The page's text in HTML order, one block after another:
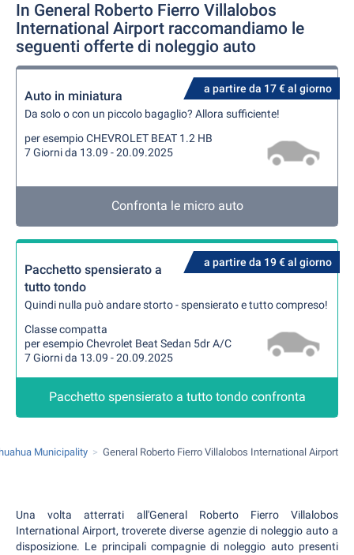
In General Roberto Fierro Villalobos
International Airport raccomandiamo le
seguenti offerte di noleggio auto
a partire da 17 € al giorno
Auto in miniatura
Da solo o con un piccolo bagaglio? Allora sufficiente!
per esempio CHEVROLET BEAT 1.2 HB
7 Giorni da 13.09 - 20.09.2025
Confronta le micro auto
a partire da 19 € al giorno
Pacchetto spensierato a
tutto tondo
Quindi nulla può andare storto - spensierato e tutto compreso!
Classe compatta
per esempio Chevrolet Beat Sedan 5dr A/C
7 Giorni da 13.09 - 20.09.2025
Pacchetto spensierato a tutto tondo confronta
Municipality General Roberto Fierro Villalobos International Airport
Una volta atterrati all'General Roberto Fierro Villalobos
International Airport, troverete diverse agenzie di noleggio auto a
disposizione. Le principali compagnie di noleggio auto presenti